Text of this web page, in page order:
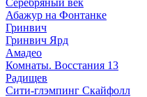
Абажур на Фонтанке
Гринвич
Гринвич Ярд
Амадео
Комнаты. Восстания 13
Радищев
Сити-глэмпинг Скайфолл